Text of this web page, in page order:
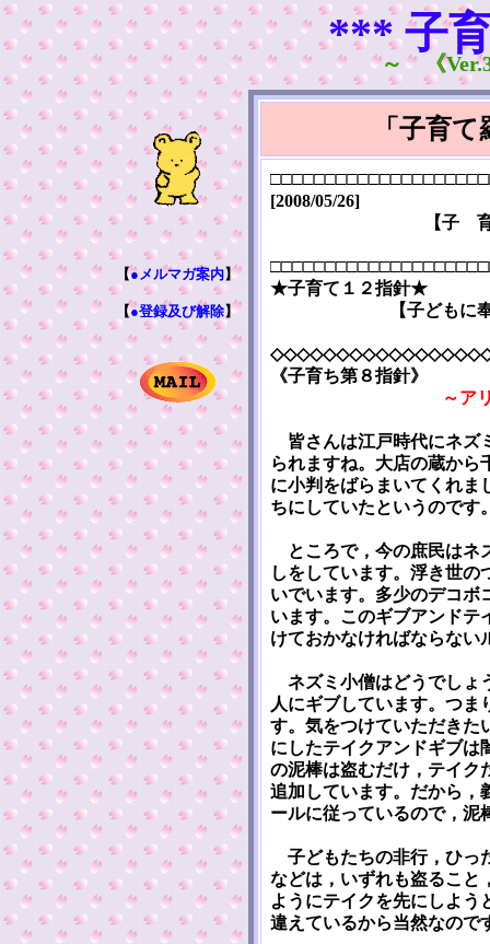
*** 子
～ 《
【●メルマガ案内】
【●登録及び解除】
「子育
[2008/05/26]
【子
★子育て１２指針★
【子どもに
《子育ち第８指針》
～ア
皆さんは江戸時代にネズ
られますね。大店の蔵から
に小判をばらまいてくれま
ちにしていたというのです
ところで，今の庶民はネ
しをしています。浮き世の
いでいます。多少のデコボ
います。このギブアンドテ
けておかなければならない
ネズミ小僧はどうでしょ
人にギブしています。つま
す。気をつけていただきた
にしたテイクアンドギブは
の泥棒は盗むだけ，テイク
追加しています。だから，
ールに従っているので，泥
子どもたちの非行，ひっ
などは，いずれも盗ること
ようにテイクを先にしよう
違えているから当然なので